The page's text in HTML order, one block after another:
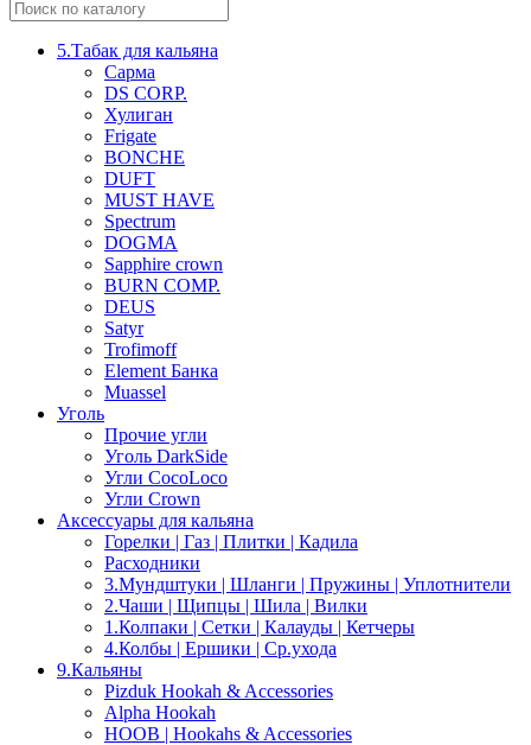
5.Табак для кальяна
Сарма
DS CORP.
Хулиган
Frigate
BONCHE
DUFT
MUST HAVE
Spectrum
DOGMA
Sapphire crown
BURN COMP.
DEUS
Satyr
Trofimoff
Element Банка
Muassel
Уголь
Прочие угли
Уголь DarkSide
Угли CocoLoco
Угли Crown
Аксессуары для кальяна
Горелки | Газ | Плитки | Кадила
Расходники
3.Мундштуки | Шланги | Пружины | Уплотнители
2.Чаши | Щипцы | Шила | Вилки
1.Колпаки | Сетки | Калауды | Кетчеры
4.Колбы | Ершики | Cр.ухода
9.Кальяны
Pizduk Hookah & Accessories
Alpha Hookah
HOOB | Hookahs & Accessories